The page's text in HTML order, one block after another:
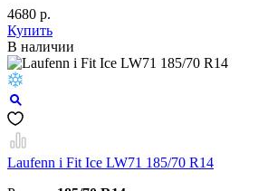
4680 р.
Купить
В наличии
Laufenn i Fit Ice LW71 185/70 R14